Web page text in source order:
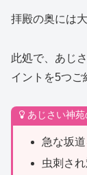
拝殿の奥には
此処で、あじ
イントを5つご
あじさい神
急な坂
虫刺さ